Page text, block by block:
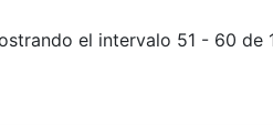
el intervalo 51 - 60 de